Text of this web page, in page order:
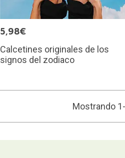
5,98€
Calcetines originales de los
signos del zodiaco
Mostrando